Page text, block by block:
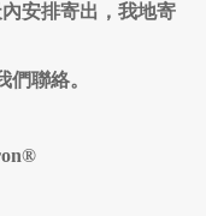
安排寄出，我地寄
聯絡。